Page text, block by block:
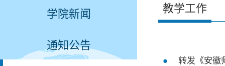
学院新闻
通知公告
教学工作
转发《安徽